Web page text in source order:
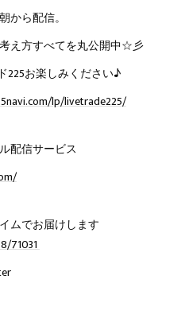
から配信。
え方すべてを丸公開中☆彡
225お楽しみください♪
lp/livetrade225/
配信サービス
ムでお届けします
71031